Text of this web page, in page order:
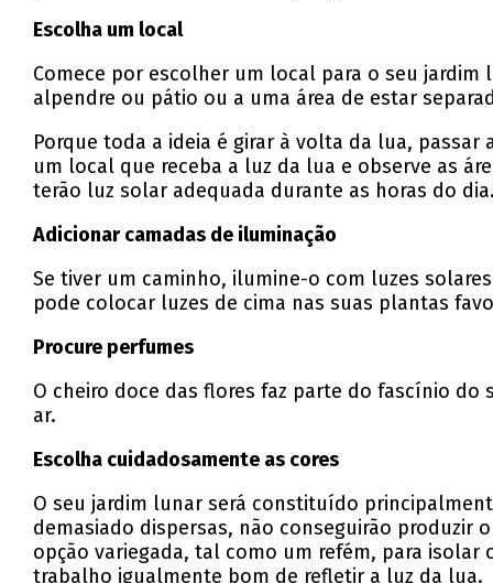
Escolha um local
Comece por escolher um local para o seu
alpendre ou pátio ou a uma área de estar
Porque toda a ideia é girar à volta da lua,
um local que receba a luz da lua e observe as
terão luz solar adequada durante as horas do
Adicionar camadas de iluminação
Se tiver um caminho, ilumine-o com luzes
pode colocar luzes de cima nas suas plantas
Procure perfumes
O cheiro doce das flores faz parte do fascínio
ar.
Escolha cuidadosamente as cores
O seu jardim lunar será constituído
demasiado dispersas, não conseguirão produzir
opção variegada, tal como um refém, para
trabalho igualmente bom de refletir a luz da lua.